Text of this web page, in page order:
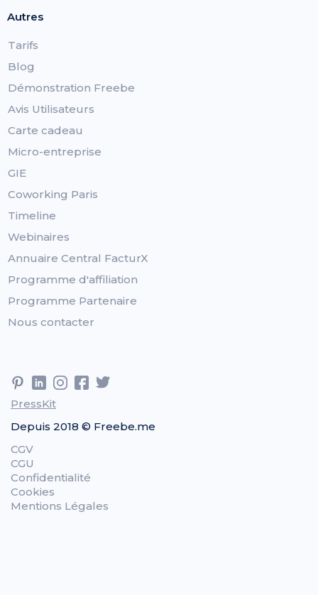
Autres
Tarifs
Blog
Démonstration Freebe
Avis Utilisateurs
Carte cadeau
Micro-entreprise
GIE
Coworking Paris
Timeline
Webinaires
Annuaire Central FacturX
Programme d'affiliation
Programme Partenaire
Nous contacter
PressKit
Depuis 2018 © Freebe.me
CGV
CGU
Confidentialité
Cookies
Mentions Légales